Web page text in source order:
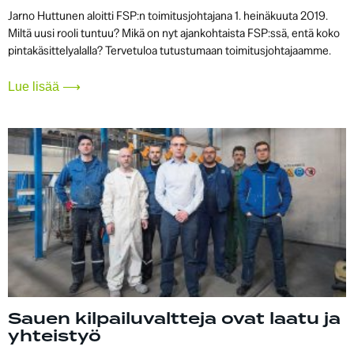
Jarno Huttunen aloitti FSP:n toimitusjohtajana 1. heinäkuuta 2019.
Miltä uusi rooli tuntuu? Mikä on nyt ajankohtaista FSP:ssä, entä koko
pintakäsittelyalalla? Tervetuloa tutustumaan toimitusjohtajaamme.
Lue lisää ⟶
Sauen kilpailuvaltteja ovat laatu ja
yhteistyö